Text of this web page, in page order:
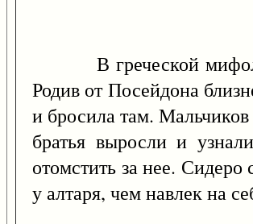
В греческой
Родив от Посейдона
и бросила там.
братья выросли и
отомстить за нее.
у алтаря, чем навлек на